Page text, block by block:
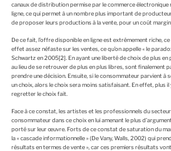
canaux de distribution permise par le commerce
ligne, ce qui permet à un nombre plus important de
de proposer leurs productions à la vente, pour un coût
De ce fait, l’offre disponible en ligne est extrêmement riche,
effet assez néfaste sur les ventes, ce qu’on appelle « le
Schwartz en 2005[2] . En ayant une liberté de choix de plus
au lieu de se retrouver de plus en plus libres, sont finalement
prendre une décision. Ensuite, si le consommateur parvient à
un choix, alors le choix sera moins satisfaisant. En effet, plus il
regretter le choix fait.
Face à ce constat, les artistes et les professionnels du
consommateur dans ce choix en lui amenant le plus
porté sur leur œuvre. Forts de ce constat de saturation du
la « cascade informationnelle » (De Vany, Walls, 2002) qui
résultats en termes de vente », car ces premiers résultats